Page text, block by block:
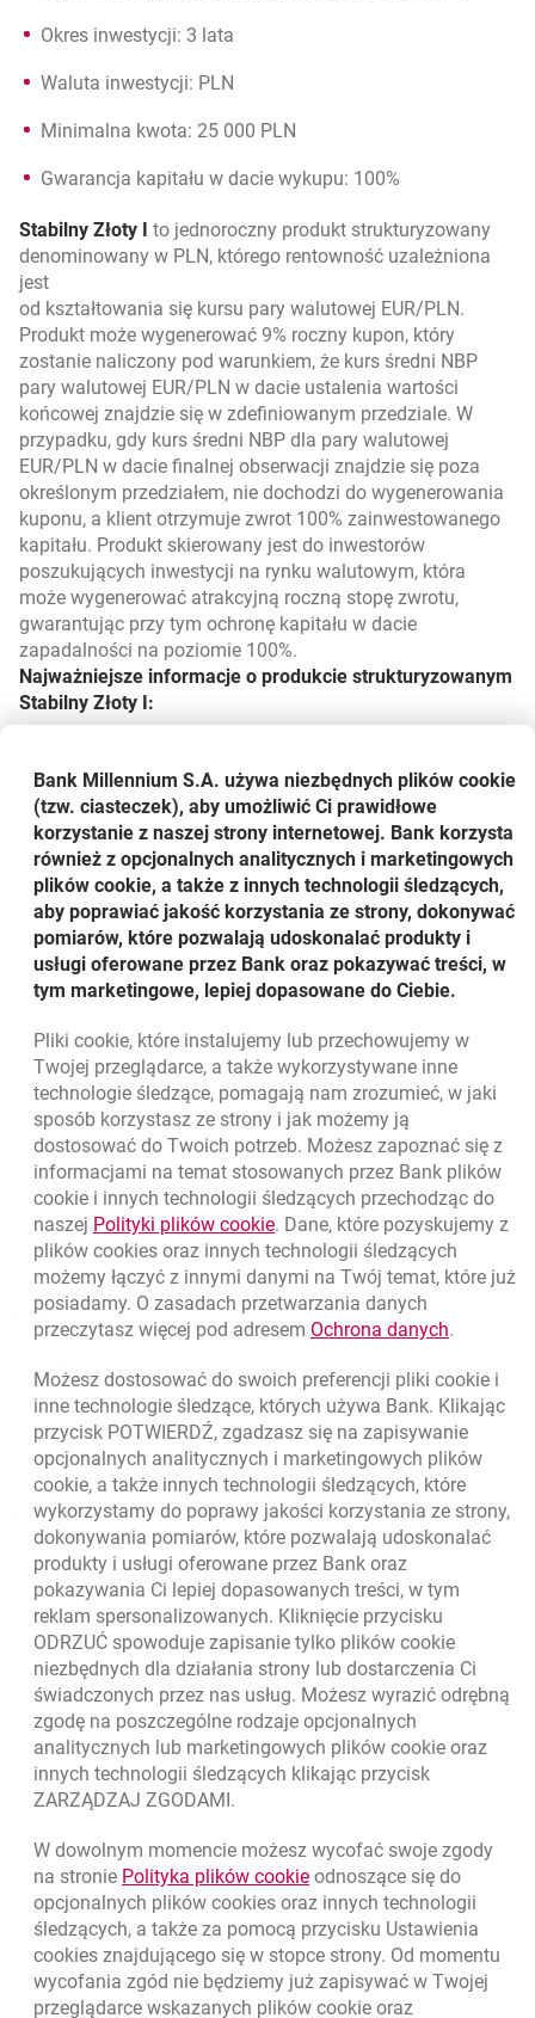
Okres inwestycji: 3 lata
Waluta inwestycji: PLN
Minimalna kwota: 25 000 PLN
Gwarancja kapitału w dacie wykupu: 100%
Stabilny Złoty I to jednoroczny produkt strukturyzowany
denominowany w PLN, którego rentowność uzależniona
jest
od kształtowania się kursu pary walutowej EUR/PLN.
Produkt może wygenerować 9% roczny kupon, który
zostanie naliczony pod warunkiem, że kurs średni NBP
pary walutowej EUR/PLN w dacie ustalenia wartości
końcowej znajdzie się w zdefiniowanym przedziale. W
przypadku, gdy kurs średni NBP dla pary walutowej
EUR/PLN w dacie finalnej obserwacji znajdzie się poza
określonym przedziałem, nie dochodzi do wygenerowania
kuponu, a klient otrzymuje zwrot 100% zainwestowanego
kapitału. Produkt skierowany jest do inwestorów
poszukujących inwestycji na rynku walutowym, która
może wygenerować atrakcyjną roczną stopę zwrotu,
gwarantując przy tym ochronę kapitału w dacie
zapadalności na poziomie 100%.
Najważniejsze informacje o produkcie strukturyzowanym
Stabilny Złoty I:
Okres subskrypcji: 2 września - 24 września 2010 r.
Okres inwestycji: 1 rok
Waluta inwestycji: PLN
Minimalna kwota: 25 000 PLN
Gwarancja kapitału w dacie wykupu: 100%
Powrót do listy
Nawigacja dolna
Zadzwoń do nas
801 331 331
(+48) 22 598 40 40
Migam
Znajdź placówkę lub bankomat otwiera się w nowej karcie
Oceń nas otwiera się w nowej karcie
Złóż wniosek przez internet
Skontaktuj się ze Specjalistą
O banku
Kursy wymiany walut
Kursy wymiany walut. Data aktualizacji: 7.08.2026, 12:53:25
WALUTA KUPNO SPRZEDAŻ
EUR 4.1346 4.4568
USD 3.8493
CHF 4.4312 4.7764
GBP 4.822 5.1978
Odpowiedzialny biznes
Regulacje zewnętrzne
Bank Millennium S.A. używa niezbędnych plików cookie
(tzw. ciasteczek), aby umożliwić Ci prawidłowe
korzystanie z naszej strony internetowej. Bank korzysta
również z opcjonalnych analitycznych i marketingowych
plików cookie, a także z innych technologii śledzących,
aby poprawiać jakość korzystania ze strony, dokonywać
pomiarów, które pozwalają udoskonalać produkty i
usługi oferowane przez Bank oraz pokazywać treści, w
tym marketingowe, lepiej dopasowane do Ciebie.
Pliki cookie, które instalujemy lub przechowujemy w
Twojej przeglądarce, a także wykorzystywane inne
technologie śledzące, pomagają nam zrozumieć, w jaki
sposób korzystasz ze strony i jak możemy ją
dostosować do Twoich potrzeb. Możesz zapoznać się z
informacjami na temat stosowanych przez Bank plików
cookie i innych technologii śledzących przechodząc do
naszej Polityki plików cookielink otwiera się w nowym oknie
. Dane, które pozyskujemy z
plików cookies oraz innych technologii śledzących
możemy łączyć z innymi danymi na Twój temat, które już
posiadamy. O zasadach przetwarzania danych
przeczytasz więcej pod adresem Ochrona danychlink
.
Możesz dostosować do swoich preferencji pliki cookie i
inne technologie śledzące, których używa Bank. Klikając
przycisk POTWIERDŹ, zgadzasz się na zapisywanie
opcjonalnych analitycznych i marketingowych plików
cookie, a także innych technologii śledzących, które
wykorzystamy do poprawy jakości korzystania ze strony,
dokonywania pomiarów, które pozwalają udoskonalać
produkty i usługi oferowane przez Bank oraz
pokazywania Ci lepiej dopasowanych treści, w tym
reklam spersonalizowanych. Kliknięcie przycisku
ODRZUĆ spowoduje zapisanie tylko plików cookie
niezbędnych dla działania strony lub dostarczenia Ci
świadczonych przez nas usług. Możesz wyrazić odrębną
zgodę na poszczególne rodzaje opcjonalnych
analitycznych lub marketingowych plików cookie oraz
innych technologii śledzących klikając przycisk
ZARZĄDZAJ ZGODAMI.
W dowolnym momencie możesz wycofać swoje zgody
na stronie Polityka plików cookielink otwiera się w nowym
odnoszące się do
opcjonalnych plików cookies oraz innych technologii
śledzących, a także za pomocą przycisku Ustawienia
cookies znajdującego się w stopce strony. Od momentu
wycofania zgód nie będziemy już zapisywać w Twojej
przeglądarce wskazanych plików cookie oraz